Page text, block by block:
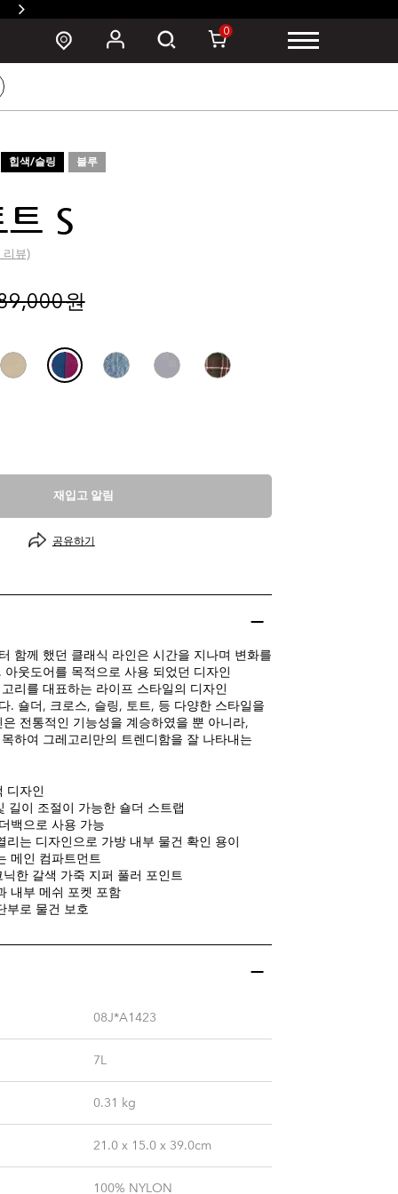
0
힙색/슬링 블루
S
리뷰)
원
재입고 알림
공유하기
함께 했던 클래식 라인은 시간을 지나며 변화를
아웃도어를 목적으로 사용 되었던 디자인
리를 대표하는 라이프 스타일의 디자인
. 숄더, 크로스, 슬링, 토트, 등 다양한 스타일을
전통적인 기능성을 계승하였을 뿐 아니라,
하여 그레고리만의 트렌디함을 잘 나타내는
디자인
길이 조절이 가능한 숄더 스트랩
백으로 사용 가능
리는 디자인으로 가방 내부 물건 확인 용이
메인 컴파트먼트
한 갈색 가죽 지퍼 풀러 포인트
내부 메쉬 포켓 포함
부로 물건 보호
08J*A1423
7L
0.31 kg
21.0 x 15.0 x 39.0cm
100% NYLON